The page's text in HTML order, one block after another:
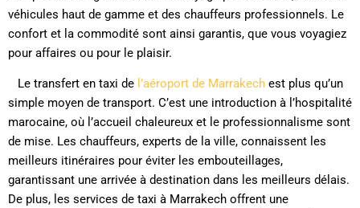
véhicules haut de gamme et des chauffeurs professionnels. Le
confort et la commodité sont ainsi garantis, que vous voyagiez
pour affaires ou pour le plaisir.
Le transfert en taxi de l’aéroport de Marrakech est plus qu’un
simple moyen de transport. C’est une introduction à l’hospitalité
marocaine, où l’accueil chaleureux et le professionnalisme sont
de mise. Les chauffeurs, experts de la ville, connaissent les
meilleurs itinéraires pour éviter les embouteillages,
garantissant une arrivée à destination dans les meilleurs délais.
De plus, les services de taxi à Marrakech offrent une